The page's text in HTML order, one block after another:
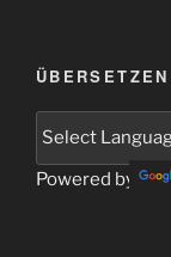
ÜBERSETZEN
Powered by